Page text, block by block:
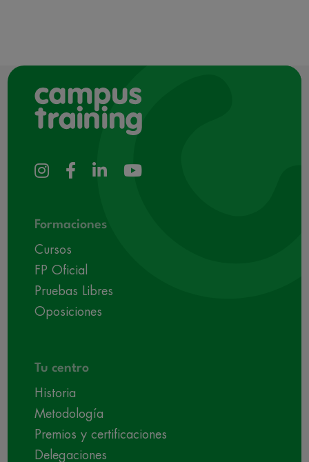
Formaciones
Cursos
FP Oficial
Pruebas Libres
Oposiciones
Tu centro
Historia
Metodología
Premios y certificaciones
Delegaciones